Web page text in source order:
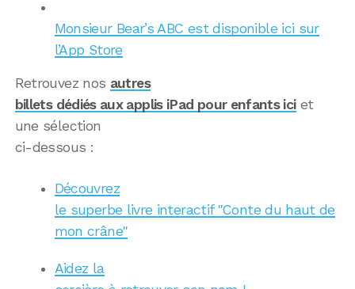
Monsieur Bear’s ABC est disponible ici sur
l’App Store
Retrouvez nos autres
billets dédiés aux applis iPad pour enfants iciet
une sélection
ci-dessous :
Découvrez
le superbe livre interactif "Conte du haut de
mon crâne"
Aidez la